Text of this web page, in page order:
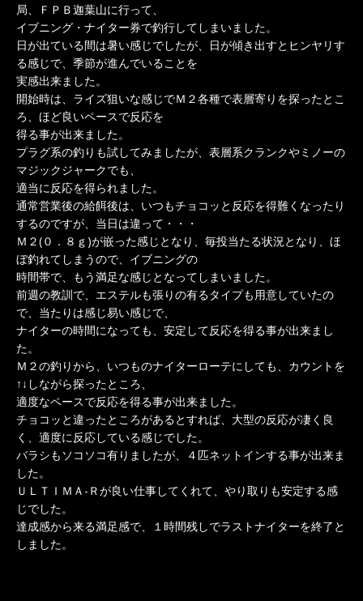
局、ＦＰＢ迦葉山に行って、
イブニング・ナイター券で釣行してしまいました。
日が出ている間は暑い感じでしたが、日が傾き出すとヒンヤリす
る感じで、季節が進んでいることを
実感出来ました。
開始時は、ライズ狙いな感じでＭ２各種で表層寄りを探ったとこ
ろ、ほど良いペースで反応を
得る事が出来ました。
プラグ系の釣りも試してみましたが、表層系クランクやミノーの
マジックジャークでも、
適当に反応を得られました。
通常営業後の給餌後は、いつもチョコッと反応を得難くなったり
するのですが、当日は違って・・・
Ｍ２(０．８ｇ)が嵌った感じとなり、毎投当たる状況となり、ほ
ぼ釣れてしまうので、イブニングの
時間帯で、もう満足な感じとなってしまいました。
前週の教訓で、エステルも張りの有るタイプも用意していたの
で、当たりは感じ易い感じで、
ナイターの時間になっても、安定して反応を得る事が出来まし
た。
Ｍ２の釣りから、いつものナイターローテにしても、カウントを
↑↓しながら探ったところ、
適度なペースで反応を得る事が出来ました。
チョコッと違ったところがあるとすれば、大型の反応が凄く良
く、適度に反応している感じでした。
バラシもソコソコ有りましたが、４匹ネットインする事が出来ま
した。
ＵＬＴＩＭＡ-Ｒが良い仕事してくれて、やり取りも安定する感
じでした。
達成感から来る満足感で、１時間残しでラストナイターを終了と
しました。